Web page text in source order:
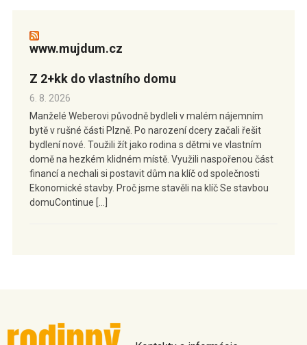
www.mujdum.cz
Z 2+kk do vlastního domu
6. 8. 2026
Manželé Weberovi původně bydleli v malém nájemním
bytě v rušné části Plzně. Po narození dcery začali řešit
bydlení nové. Toužili žít jako rodina s dětmi ve vlastním
domě na hezkém klidném místě. Využili naspořenou část
financí a nechali si postavit dům na klíč od společnosti
Ekonomické stavby. Proč jsme stavěli na klíč Se stavbou
domuContinue […]